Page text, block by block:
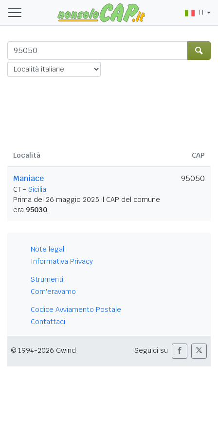
IT
Località CAP
Maniace
CT - Sicilia
Prima del 26 maggio 2025 il CAP del comune
era 95030.
95050
Note legali
Informativa Privacy
Strumenti
Com'eravamo
Codice Avviamento Postale
Contattaci
© 1994-2026 Gwind Seguici su